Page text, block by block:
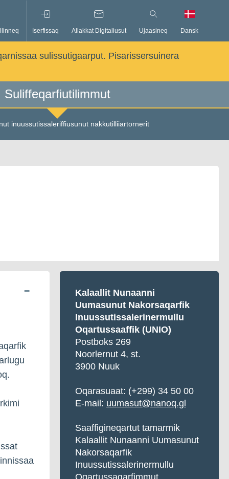
Iserfissaq Allakkat Digitaliusut Ujaasineq Dansk
sulissutigaarput. Pisarissersuinera
Suliffeqarfiutilimmut
inuussutissaleriffiusunut nakkutilliiartornerit
Kalaallit Nunaanni
Uumasunut Nakorsaqarfik
Inuussutissalerinermullu
Oqartussaaffik (UNIO)
Postboks 269
Noorlernut 4, st.
3900 Nuuk
Oqarasuaat: (+299) 34 50 00
E-mail: uumasut@nanoq.gl
Saaffigineqartut tamarmik
Kalaallit Nunaanni Uumasunut
Nakorsaqarfik
Inuussutissalerinermullu
Oqartussaqarfimmut